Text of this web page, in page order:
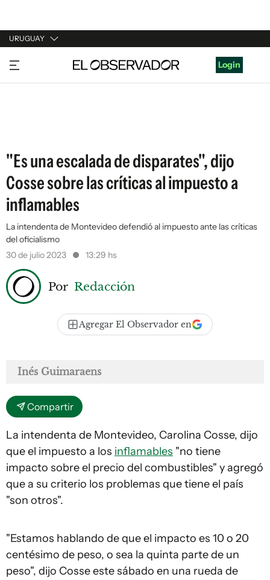
URUGUAY
URUGUAY
ARGENTINA
Login
"Es una escalada de disparates", dijo
Cosse sobre las críticas al impuesto a
inflamables
La intendenta de Montevideo defendió al impuesto ante las críticas
del oficialismo
30 de julio 2023
13:29 hs
Por Redacción
Agregar El Observador en
Inés Guimaraens
Compartir
La intendenta de Montevideo, Carolina Cosse, dijo
que el impuesto a los inflamables "no tiene
impacto sobre el precio del combustibles" y agregó
que a su criterio los problemas que tiene el país
"son otros".
"Estamos hablando de que el impacto es 10 o 20
centésimo de peso, o sea la quinta parte de un
peso", dijo Cosse este sábado en una rueda de